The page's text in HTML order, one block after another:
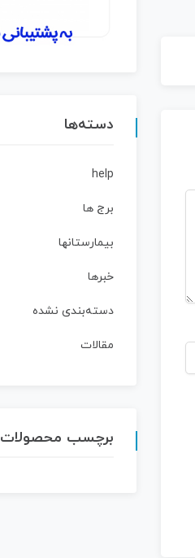
دسته‌ها
help
برج ها
بیمارستانها
خبرها
دسته‌بندی نشده
مقالات
برچسب محصولات